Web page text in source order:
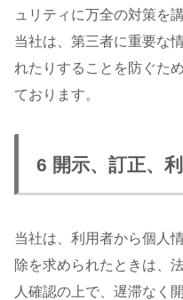
ュリティに万全の対策を
当社は、第三者に重要な
れたりすることを防ぐた
ております。
6 開示、訂正、
当社は、利用者から個人
除を求められたときは、
人確認の上で、遅滞なく